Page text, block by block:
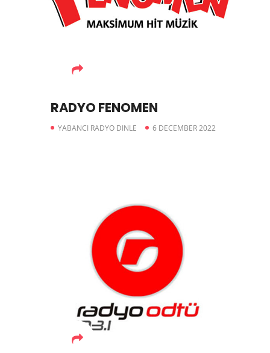
RADYO FENOMEN
YABANCI RADYO DINLE 6 DECEMBER 2022